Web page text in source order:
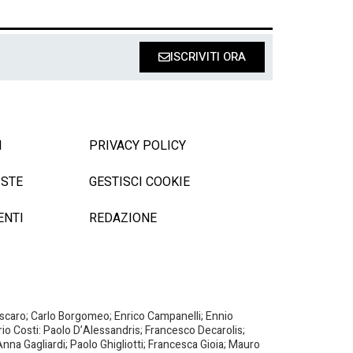
ISCRIVITI ORA
PRIVACY POLICY
GESTISCI COOKIE
REDAZIONE
Carlo Borgomeo; Enrico Campanelli; Ennio
Costi: Paolo D’Alessandris; Francesco Decarolis;
Gagliardi; Paolo Ghigliotti; Francesca Gioia; Mauro